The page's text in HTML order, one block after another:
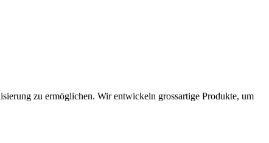
zu ermöglichen. Wir entwickeln grossartige Produkte, um